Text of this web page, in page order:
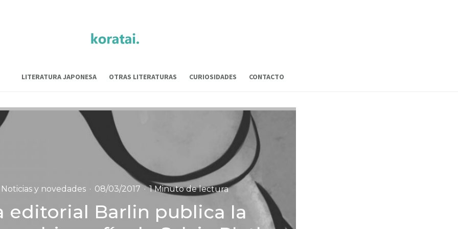
LITERATURA JAPONESA OTRAS LITERATURAS CURIOSIDADES CONTACTO
Noticias y novedades · 08/03/2017 · 1 Minuto de lectura
editorial Barlin publica la